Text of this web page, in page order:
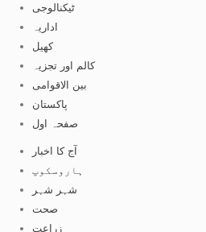
ٹیکنالوجی
اداریہ
کھیل
کالم اور تجزیہ
بین الاقوامی
پاکستان
صفحہ اول
آج کا اخبار
ہاروسکوپ
شہر شہر
صحت
زراعت